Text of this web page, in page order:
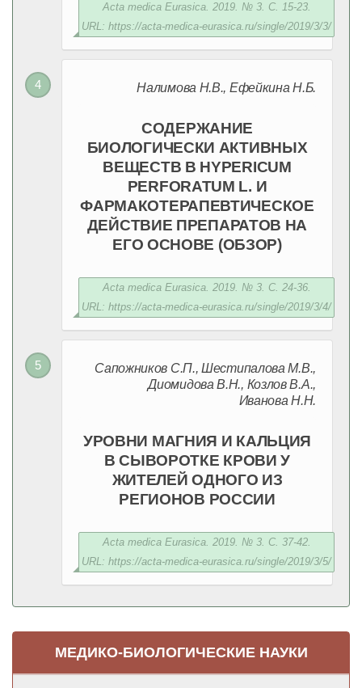
Acta medica Eurasica. 2019. № 3. С. 15-23.
URL: https://acta-medica-eurasica.ru/single/2019/3/3/
Налимова Н.В., Ефейкина Н.Б.
СОДЕРЖАНИЕ
БИОЛОГИЧЕСКИ АКТИВНЫХ
ВЕЩЕСТВ В HYPERICUM
PERFORATUM L. И
ФАРМАКОТЕРАПЕВТИЧЕСКОЕ
ДЕЙСТВИЕ ПРЕПАРАТОВ НА
ЕГО ОСНОВЕ (ОБЗОР)
Acta medica Eurasica. 2019. № 3. С. 24-36.
URL: https://acta-medica-eurasica.ru/single/2019/3/4/
Сапожников С.П., Шестипалова М.В.,
Диомидова В.Н., Козлов В.А.,
Иванова Н.Н.
УРОВНИ МАГНИЯ И КАЛЬЦИЯ
В СЫВОРОТКЕ КРОВИ У
ЖИТЕЛЕЙ ОДНОГО ИЗ
РЕГИОНОВ РОССИИ
Acta medica Eurasica. 2019. № 3. С. 37-42.
URL: https://acta-medica-eurasica.ru/single/2019/3/5/
МЕДИКО-БИОЛОГИЧЕСКИЕ НАУКИ